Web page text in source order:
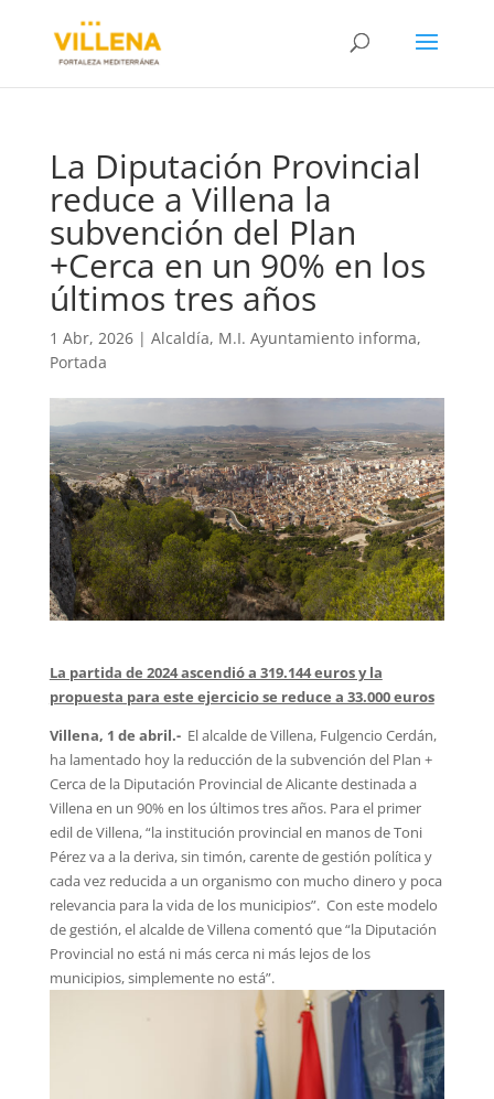
La Diputación Provincial
reduce a Villena la
subvención del Plan
+Cerca en un 90% en los
últimos tres años
1 Abr, 2026| Alcaldía, M.I. Ayuntamiento informa,
Portada
La partida de 2024 ascendió a 319.144 euros y la
propuesta para este ejercicio se reduce a 33.000 euros
Villena, 1 de abril.- El alcalde de Villena, Fulgencio Cerdán,
ha lamentado hoy la reducción de la subvención del Plan +
Cerca de la Diputación Provincial de Alicante destinada a
Villena en un 90% en los últimos tres años. Para el primer
edil de Villena, “la institución provincial en manos de Toni
Pérez va a la deriva, sin timón, carente de gestión política y
cada vez reducida a un organismo con mucho dinero y poca
relevancia para la vida de los municipios”. Con este modelo
de gestión, el alcalde de Villena comentó que “la Diputación
Provincial no está ni más cerca ni más lejos de los
municipios, simplemente no está”.